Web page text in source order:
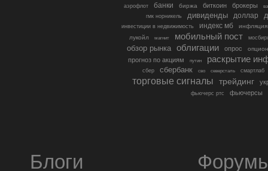
аэрофлот банки биржа биткоин брокеры
гмк норникель
дивиденды доллар
инвестиции в недвижимость индекс мб
инфляция
лукойл
магнит мобильный пост
обзор рынка облигации опрос
прогноз по акциям путин раскрытие
сбер сбербанк сво северсталь смартлаб
торговые сигналы трейдинг
фьючерс ртс фьючерсы
Блоги